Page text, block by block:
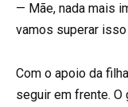
— Mãe, nada mais
vamos superar isso
Com o apoio da
seguir em frente. O